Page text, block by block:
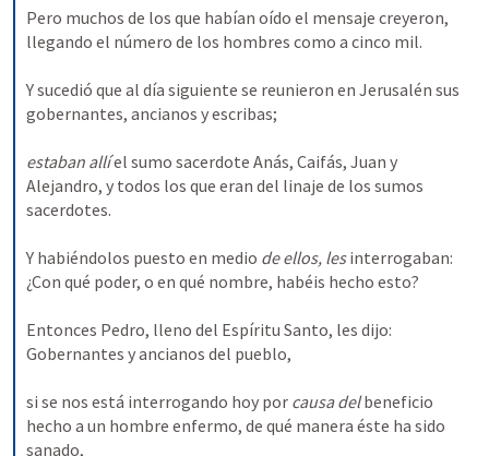
Pero muchos de los que habían oído el mensaje creyeron,
llegando el número de los hombres como a cinco mil.
Y sucedió que al día siguiente se reunieron en Jerusalén sus
gobernantes, ancianos y escribas;
estaban allí el sumo sacerdote Anás, Caifás, Juan y
Alejandro, y todos los que eran del linaje de los sumos
sacerdotes.
Y habiéndolos puesto en medio de ellos, les interrogaban:
¿Con qué poder, o en qué nombre, habéis hecho esto?
Entonces Pedro, lleno del Espíritu Santo, les dijo:
Gobernantes y ancianos del pueblo,
si se nos está interrogando hoy por causa del beneficio
hecho a un hombre enfermo, de qué manera éste ha sido
sanado,